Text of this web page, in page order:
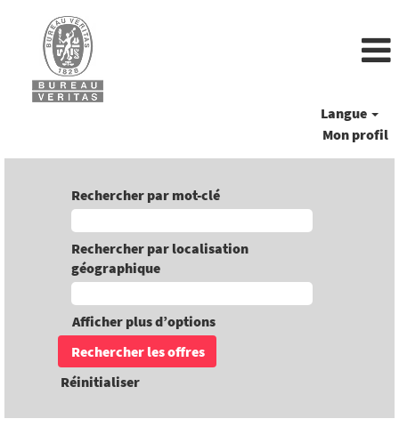
Langue
Mon profil
Rechercher par mot-clé
Rechercher par localisation
géographique
Afficher plus d’options
Réinitialiser